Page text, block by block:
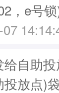
，e号
给自助
放点)